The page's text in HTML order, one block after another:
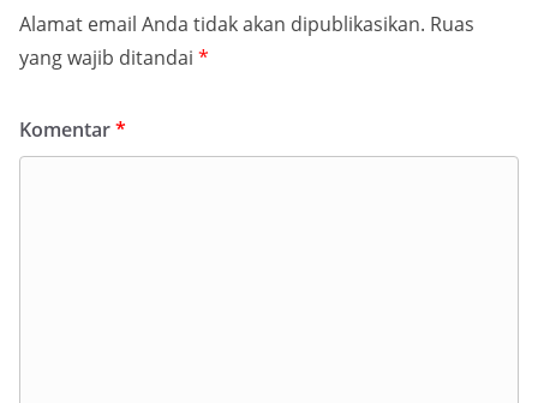
Alamat email Anda tidak akan dipublikasikan. Ruas
yang wajib ditandai *
Komentar*